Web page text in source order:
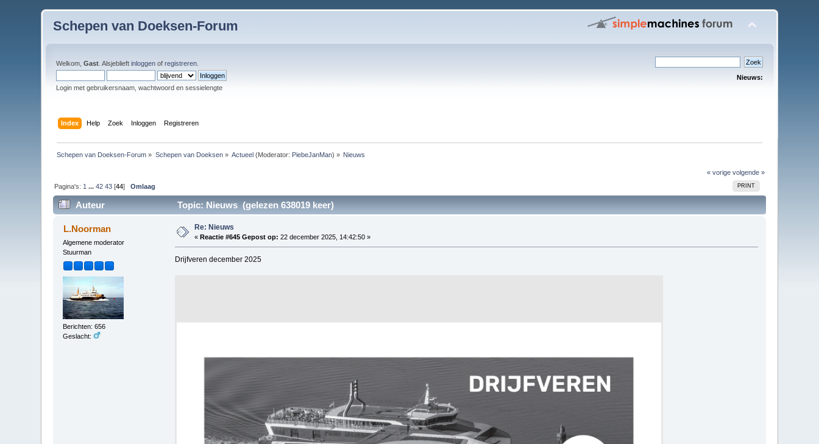
Schepen van Doeksen-Forum
Welkom,Gast . Alsjeblieftinloggen ofregistreren
Login met gebruikersnaam, wachtwoord en sessielengte
Nieuws:
Index Help Zoek Inloggen Registreren
Schepen van Doeksen-Forum » Schepen van Doeksen» Actueel (Moderator: PiebeJanMan) » Nieuws
« vorige volgende »
PRINT
Pagina's: 1 ...42 43 [44]Omlaag
Auteur Topic: Nieuws (gelezen 638019 keer)
L.Noorman
Algemene moderator
Stuurman
Berichten: 656
Geslacht:
Re: Nieuws
« Reactie #645 Gepost op: 22 december 2025, 14:42:50 »
Drijfveren december 2025